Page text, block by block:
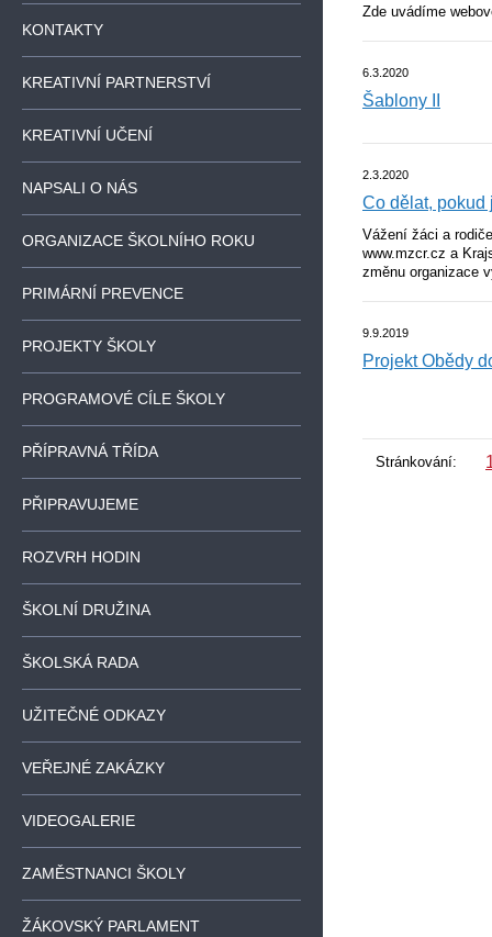
KONTAKTY
KREATIVNÍ PARTNERSTVÍ
KREATIVNÍ UČENÍ
NAPSALI O NÁS
ORGANIZACE ŠKOLNÍHO ROKU
PRIMÁRNÍ PREVENCE
PROJEKTY ŠKOLY
PROGRAMOVÉ CÍLE ŠKOLY
PŘÍPRAVNÁ TŘÍDA
PŘIPRAVUJEME
ROZVRH HODIN
ŠKOLNÍ DRUŽINA
ŠKOLSKÁ RADA
UŽITEČNÉ ODKAZY
VEŘEJNÉ ZAKÁZKY
VIDEOGALERIE
ZAMĚSTNANCI ŠKOLY
ŽÁKOVSKÝ PARLAMENT
Zde uvádíme
6.3.2020
Šablony II
2.3.2020
Co dělat, pokud
Vážení žáci a
www.mzcr.cz a
změnu organizace
9.9.2019
Projekt Obědy
Stránkování: